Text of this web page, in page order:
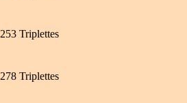
253 Triplettes
278 Triplettes